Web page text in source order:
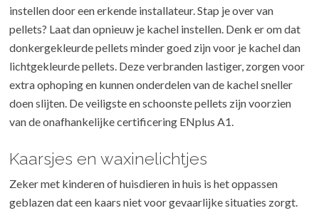
instellen door een erkende installateur. Stap je over van
pellets? Laat dan opnieuw je kachel instellen. Denk er om dat
donkergekleurde pellets minder goed zijn voor je kachel dan
lichtgekleurde pellets. Deze verbranden lastiger, zorgen voor
extra ophoping en kunnen onderdelen van de kachel sneller
doen slijten. De veiligste en schoonste pellets zijn voorzien
van de onafhankelijke certificering ENplus A1.
Kaarsjes en waxinelichtjes
Zeker met kinderen of huisdieren in huis is het oppassen
geblazen dat een kaars niet voor gevaarlijke situaties zorgt.